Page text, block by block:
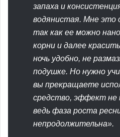
запаха и
водянистая. Мне это
так как ее можно
корни и далее
ночь удобно, не
подушке. Но нужно
вы прекращаете
средство, эффект не
ведь фаза роста
непродолжительна».